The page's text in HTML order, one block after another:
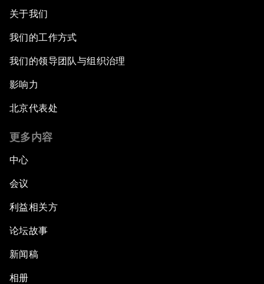
关于我们
我们的工作方式
我们的领导团队与组织治理
影响力
北京代表处
更多内容
中心
会议
利益相关方
论坛故事
新闻稿
相册